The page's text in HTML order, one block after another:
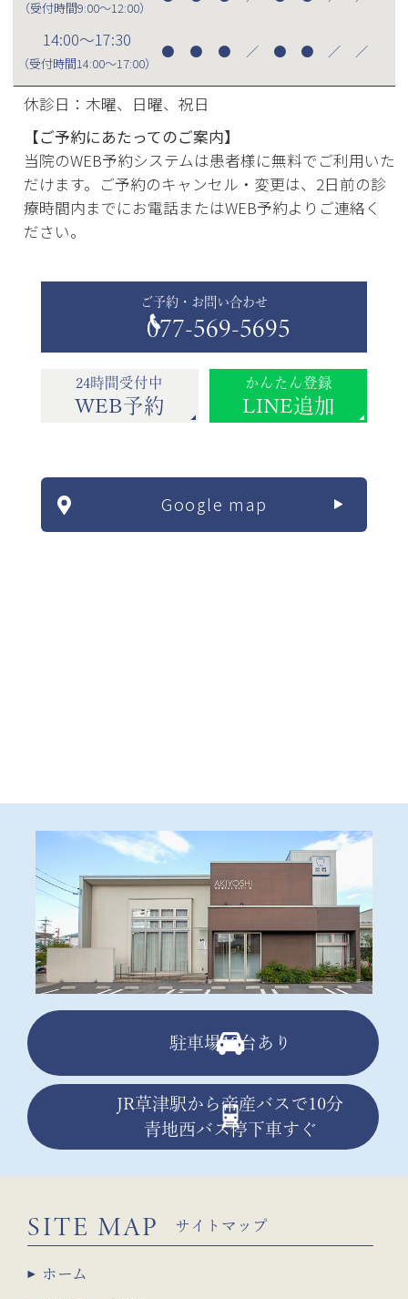
（受付時間9:00～12:00）
14:00～17:30
（受付時間14:00～17:00）
● ● ● ／ ● ● ／ ／
休診日：木曜、日曜、祝日
【ご予約にあたってのご案内】
当院のWEB予約システムは患者様に無料でご利用いた
だけます。ご予約のキャンセル・変更は、2日前の診
療時間内までにお電話またはWEB予約よりご連絡く
ださい。
ご予約・お問い合わせ
077-569-5695
24時間受付中
WEB予約
かんたん登録
LINE追加
Google map
駐車場13台あり
JR草津駅から帝産バスで10分
青地西バス停下車すぐ
SITE MAP サイトマップ
ホーム